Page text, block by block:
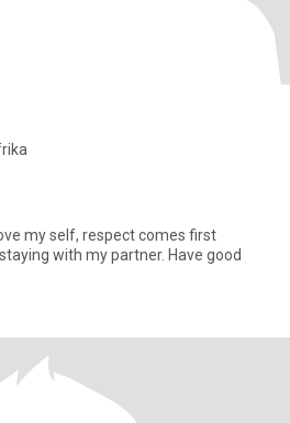
my self, respect comes first
with my partner. Have good